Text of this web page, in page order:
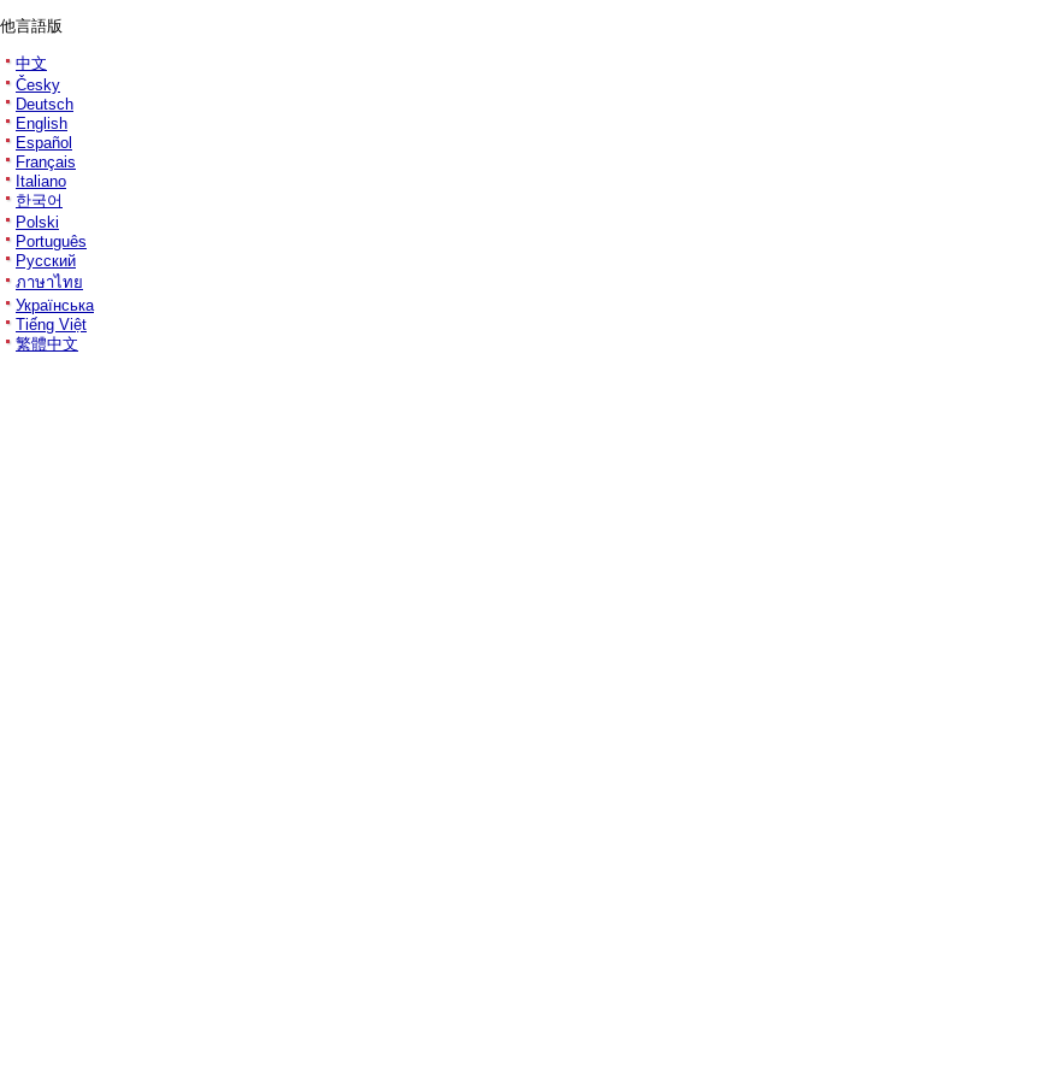
他言語版
中文
Česky
Deutsch
English
Español
Français
Italiano
한국어
Polski
Português
Русский
ภาษาไทย
Українська
Tiếng Việt
繁體中文